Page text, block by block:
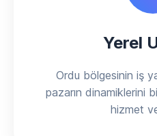
Yerel
Ordu bölgesinin iş
pazarın dinamiklerini
hizmet